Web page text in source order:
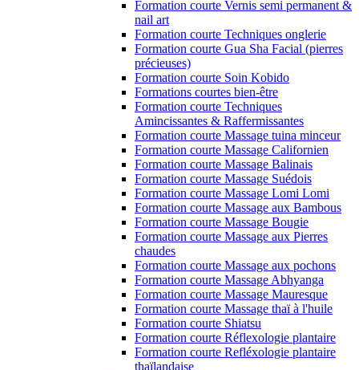
Formation courte Vernis semi permanent &
nail art
Formation courte Techniques onglerie
Formation courte Gua Sha Facial (pierres
précieuses)
Formation courte Soin Kobido
Formations courtes bien-être
Formation courte Techniques
Amincissantes & Raffermissantes
Formation courte Massage tuina minceur
Formation courte Massage Californien
Formation courte Massage Balinais
Formation courte Massage Suédois
Formation courte Massage Lomi Lomi
Formation courte Massage aux Bambous
Formation courte Massage Bougie
Formation courte Massage aux Pierres
chaudes
Formation courte Massage aux pochons
Formation courte Massage Abhyanga
Formation courte Massage Mauresque
Formation courte Massage thaï à l'huile
Formation courte Shiatsu
Formation courte Réflexologie plantaire
Formation courte Refléxologie plantaire
thaïlandaise